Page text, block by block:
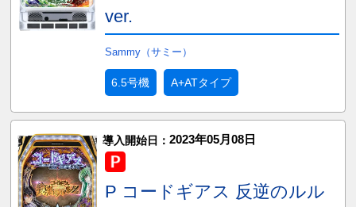
ver.
Sammy（サミー）
6.5号機 A+ATタイプ
導入開始日： 2023年05月08日
P コードギアス 反逆のルル